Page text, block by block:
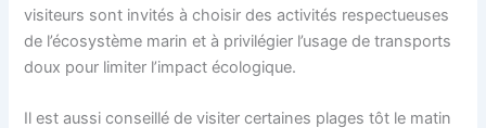
visiteurs sont invités à choisir des activités respectueuses
de l’écosystème marin et à privilégier l’usage de transports
doux pour limiter l’impact écologique.
Il est aussi conseillé de visiter certaines plages tôt le matin